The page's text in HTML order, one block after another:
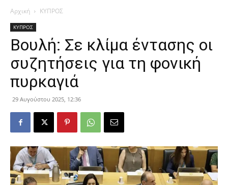
Αρχική ΚΥΠΡΟΣ
ΚΥΠΡΟΣ
Βουλή: Σε κλίμα έντασης οι
συζητήσεις για τη φονική
πυρκαγιά
29 Αυγούστου 2025, 12:36